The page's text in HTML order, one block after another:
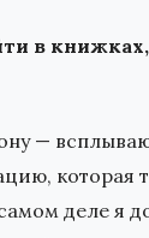
в
—
которая
деле я